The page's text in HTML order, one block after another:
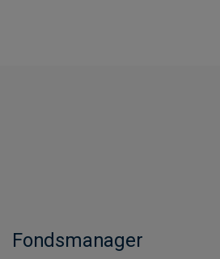
Fondsmanager​​​​​​​​​​​​​​​​​​​​